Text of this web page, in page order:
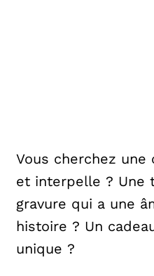
Vous cherchez
et interpelle ? Une
gravure qui a une
histoire ? Un
unique ?